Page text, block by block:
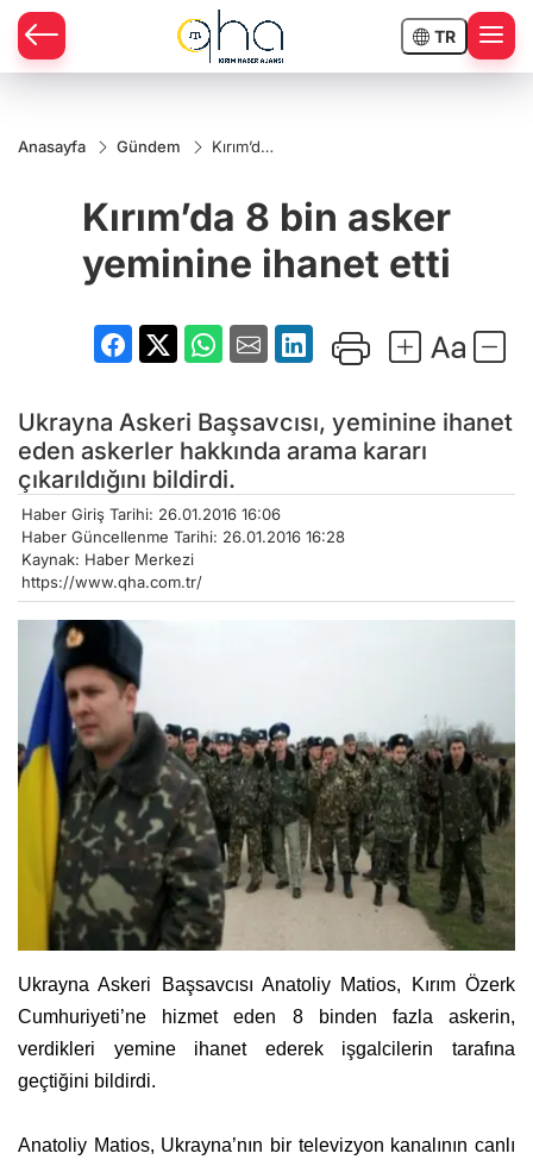
TR
Anasayfa Gündem
Kırım’da
yeminine
ihanet
Kırım’da 8 bin asker
yeminine ihanet etti
Ukrayna Askeri Başsavcısı, yeminine ihanet
eden askerler hakkında arama kararı
çıkarıldığını bildirdi.
Haber Giriş Tarihi: 26.01.2016 16:06
Haber Güncellenme Tarihi: 26.01.2016 16:28
Kaynak: Haber Merkezi
https://www.qha.com.tr/
Ukrayna Askeri Başsavcısı Anatoliy Matios, Kırım Özerk
Cumhuriyeti’ne hizmet eden 8 binden fazla askerin,
verdikleri yemine ihanet ederek işgalcilerin tarafına
geçtiğini bildirdi.
Anatoliy Matios, Ukrayna’nın bir televizyon kanalının canlı